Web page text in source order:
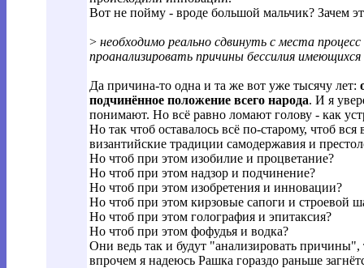
Вот не пойму - вроде большой мальчик? Зачем
> необходимо реально сдвинуть с места
проанализировать причины бессилия
Да причина-то одна и та же вот уже тысячу лет:
подчинённое положение всего народа. И я
понимают. Но всё равно ломают голову - как
Но так чтоб оставалось всё по-старому, чтоб
византийские традиции самодержавия и
Но чтоб при этом изобилие и процветание?
Но чтоб при этом надзор и подчинение?
Но чтоб при этом изобретения и инновации?
Но чтоб при этом кирзовые сапоги и строевой
Но чтоб при этом голография и эпитаксия?
Но чтоб при этом фофудья и водка?
Они ведь так и будут "анализировать причины",
впрочем я надеюсь Рашка гораздо раньше